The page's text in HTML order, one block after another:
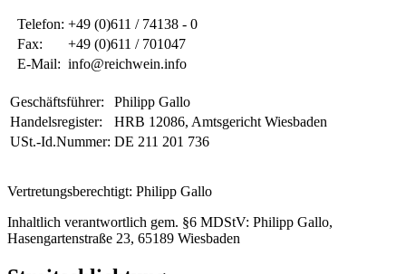
Telefon: +49 (0)611 / 74138 - 0
Fax:
+49 (0)611 / 701047
E-Mail: info@reichwein.info
Geschäftsführer:
Philipp Gallo
Handelsregister:
HRB 12086, Amtsgericht Wiesbaden
USt.-Id.Nummer: DE 211 201 736
Vertretungsberechtigt: Philipp Gallo
Inhaltlich verantwortlich gem. §6 MDStV: Philipp Gallo,
Hasengartenstraße 23, 65189 Wiesbaden